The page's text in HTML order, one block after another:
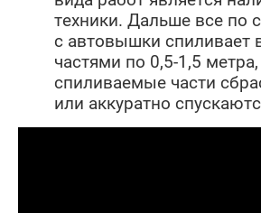
техники. Дальше все по
с автовышки спиливает
частями по 0,5-1,5
спиливаемые части
или аккуратно